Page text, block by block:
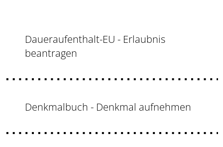
Daueraufenthalt-EU - Erlaubnis
beantragen
Denkmalbuch - Denkmal aufnehmen